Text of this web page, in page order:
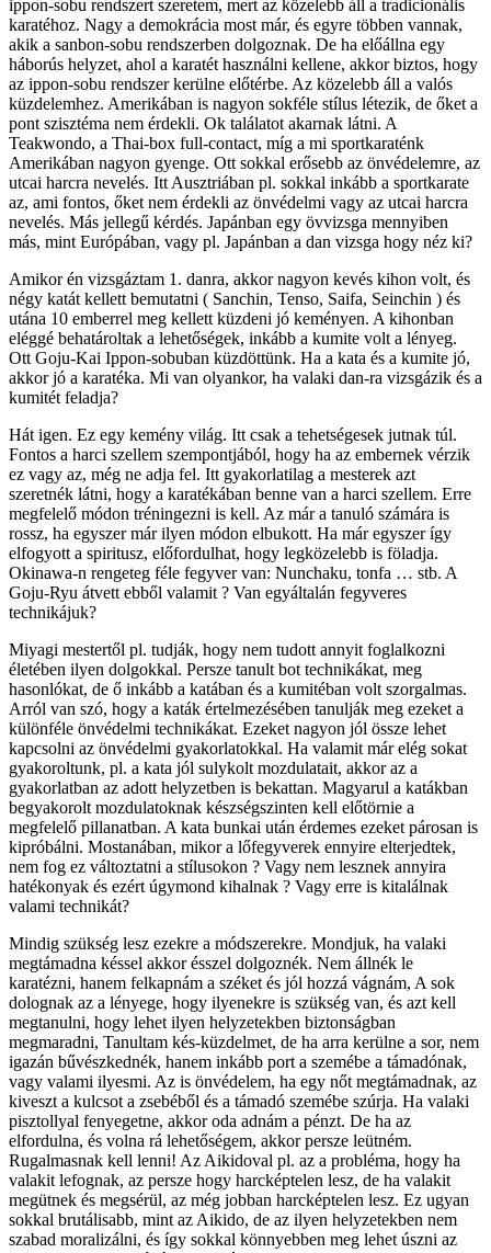
ippon-sobu rendszert szeretem, mert az közelebb áll a tradicionális
karatéhoz. Nagy a demokrácia most már, és egyre többen vannak,
akik a sanbon-sobu rendszerben dolgoznak. De ha előállna egy
háborús helyzet, ahol a karatét használni kellene, akkor biztos, hogy
az ippon-sobu rendszer kerülne előtérbe. Az közelebb áll a valós
küzdelemhez. Amerikában is nagyon sokféle stílus létezik, de őket a
pont szisztéma nem érdekli. Ok találatot akarnak látni. A
Teakwondo, a Thai-box full-contact, míg a mi sportkaraténk
Amerikában nagyon gyenge. Ott sokkal erősebb az önvédelemre, az
utcai harcra nevelés. Itt Ausztriában pl. sokkal inkább a sportkarate
az, ami fontos, őket nem érdekli az önvédelmi vagy az utcai harcra
nevelés. Más jellegű kérdés. Japánban egy övvizsga mennyiben
más, mint Európában, vagy pl. Japánban a dan vizsga hogy néz ki?
Amikor én vizsgáztam 1. danra, akkor nagyon kevés kihon volt, és
négy katát kellett bemutatni ( Sanchin, Tenso, Saifa, Seinchin ) és
utána 10 emberrel meg kellett küzdeni jó keményen. A kihonban
eléggé behatároltak a lehetőségek, inkább a kumite volt a lényeg.
Ott Goju-Kai Ippon-sobuban küzdöttünk. Ha a kata és a kumite jó,
akkor jó a karatéka. Mi van olyankor, ha valaki dan-ra vizsgázik és a
kumitét feladja?
Hát igen. Ez egy kemény világ. Itt csak a tehetségesek jutnak túl.
Fontos a harci szellem szempontjából, hogy ha az embernek vérzik
ez vagy az, még ne adja fel. Itt gyakorlatilag a mesterek azt
szeretnék látni, hogy a karatékában benne van a harci szellem. Erre
megfelelő módon tréningezni is kell. Az már a tanuló számára is
rossz, ha egyszer már ilyen módon elbukott. Ha már egyszer így
elfogyott a spiritusz, előfordulhat, hogy legközelebb is föladja.
Okinawa-n rengeteg féle fegyver van: Nunchaku, tonfa … stb. A
Goju-Ryu átvett ebből valamit ? Van egyáltalán fegyveres
technikájuk?
Miyagi mestertől pl. tudják, hogy nem tudott annyit foglalkozni
életében ilyen dolgokkal. Persze tanult bot technikákat, meg
hasonlókat, de ő inkább a katában és a kumitéban volt szorgalmas.
Arról van szó, hogy a katák értelmezésében tanulják meg ezeket a
különféle önvédelmi technikákat. Ezeket nagyon jól össze lehet
kapcsolni az önvédelmi gyakorlatokkal. Ha valamit már elég sokat
gyakoroltunk, pl. a kata jól sulykolt mozdulatait, akkor az a
gyakorlatban az adott helyzetben is bekattan. Magyarul a katákban
begyakorolt mozdulatoknak készségszinten kell előtörnie a
megfelelő pillanatban. A kata bunkai után érdemes ezeket párosan is
kipróbálni. Mostanában, mikor a lőfegyverek ennyire elterjedtek,
nem fog ez változtatni a stílusokon ? Vagy nem lesznek annyira
hatékonyak és ezért úgymond kihalnak ? Vagy erre is kitalálnak
valami technikát?
Mindig szükség lesz ezekre a módszerekre. Mondjuk, ha valaki
megtámadna késsel akkor ésszel dolgoznék. Nem állnék le
karatézni, hanem felkapnám a széket és jól hozzá vágnám, A sok
dolognak az a lényege, hogy ilyenekre is szükség van, és azt kell
megtanulni, hogy lehet ilyen helyzetekben biztonságban
megmaradni, Tanultam kés-küzdelmet, de ha arra kerülne a sor, nem
igazán bűvészkednék, hanem inkább port a szemébe a támadónak,
vagy valami ilyesmi. Az is önvédelem, ha egy nőt megtámadnak, az
kiveszt a kulcsot a zsebéből és a támadó szemébe szúrja. Ha valaki
pisztollyal fenyegetne, akkor oda adnám a pénzt. De ha az
elfordulna, és volna rá lehetőségem, akkor persze leütném.
Rugalmasnak kell lenni! Az Aikidoval pl. az a probléma, hogy ha
valakit lefognak, az persze hogy harcképtelen lesz, de ha valakit
megütnek és megsérül, az még jobban harcképtelen lesz. Ez ugyan
sokkal brutálisabb, mint az Aikido, de az ilyen helyzetekben nem
szabad moralizálni, és így sokkal könnyebben meg lehet úszni az